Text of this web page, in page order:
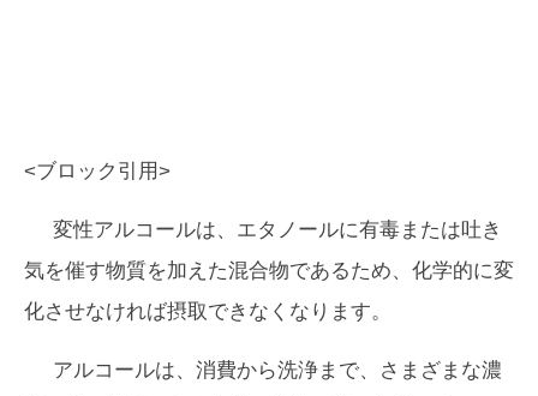
<ブロック引用>
変性アルコールは、エタノールに有毒または吐き
気を催す物質を加えた混合物であるため、化学的に変
化させなければ摂取できなくなります。
アルコールは、消費から洗浄まで、さまざまな濃